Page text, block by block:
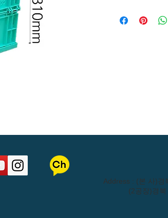
​Address : (본 사)경
(2공장)경